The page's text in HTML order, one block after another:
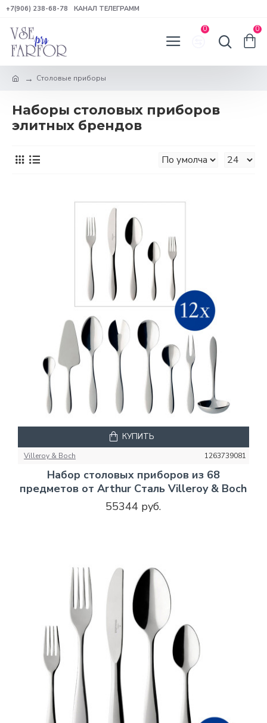
+7(906) 238-68-78 КАНАЛ ТЕЛЕГРАММ
0 0
Столовые приборы
Наборы столовых приборов
элитных брендов
Villeroy & Boch 1263739081
Набор столовых приборов из 68
предметов от Arthur Сталь Villeroy & Boch
55344 руб.
КУПИТЬ